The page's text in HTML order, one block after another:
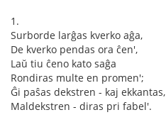
1.
Surborde larĝas kverko aĝa,
De kverko pendas ora ĉen',
Laŭ tiu ĉeno kato saĝa
Rondiras multe en promen';
Ĝi paŝas dekstren - kaj ekkantas,
Maldekstren - diras pri fabel'.